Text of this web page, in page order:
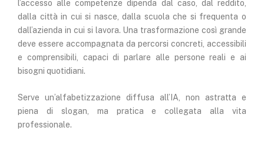
l’accesso alle competenze dipenda dal caso, dal reddito,
dalla città in cui si nasce, dalla scuola che si frequenta o
dall’azienda in cui si lavora. Una trasformazione così grande
deve essere accompagnata da percorsi concreti, accessibili
e comprensibili, capaci di parlare alle persone reali e ai
bisogni quotidiani.
Serve un’alfabetizzazione diffusa all’IA, non astratta e
piena di slogan, ma pratica e collegata alla vita
professionale.